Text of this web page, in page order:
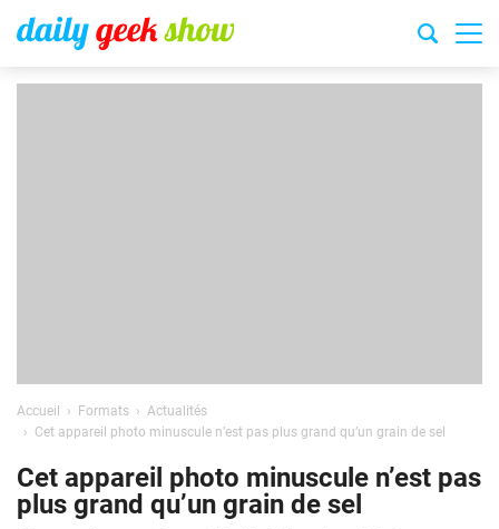
Accueil Formats
Actualités
Cet appareil photo minuscule n’est pas plus grand qu’un grain de sel
Cet appareil photo minuscule n’est pas
plus grand qu’un grain de sel